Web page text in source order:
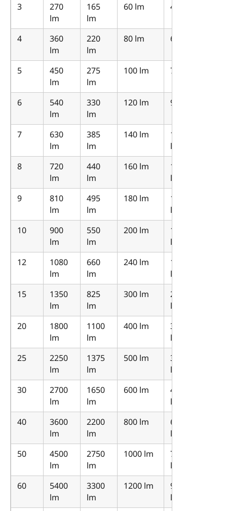
3
270
lm
165
lm
60 lm 45 lm
4
360
lm
220
lm
80 lm 60 lm
5
450
lm
275
lm
100 lm 75 lm
6
540
lm
330
lm
120 lm 90 lm
7
630
lm
385
lm
140 lm
105
lm
8
720
lm
440
lm
160 lm
120
lm
9
810
lm
495
lm
180 lm
135
lm
10
900
lm
550
lm
200 lm
150
lm
12
1080
lm
660
lm
240 lm
180
lm
15
1350
lm
825
lm
300 lm
225
lm
20
1800
lm
1100
lm
400 lm
300
lm
25
2250
lm
1375
lm
500 lm
375
lm
30
2700
lm
1650
lm
600 lm
450
lm
40
3600
lm
2200
lm
800 lm
600
lm
50
4500
lm
2750
lm
1000 lm
750
lm
60
5400
lm
3300
lm
1200 lm
900
lm